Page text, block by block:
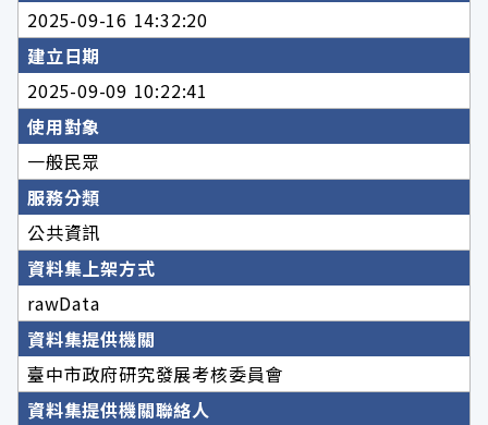
2025-09-16 14:32:20
建立日期
2025-09-09 10:22:41
使用對象
一般民眾
服務分類
公共資訊
資料集上架方式
rawData
資料集提供機關
臺中市政府研究發展考核委員會
資料集提供機關聯絡人